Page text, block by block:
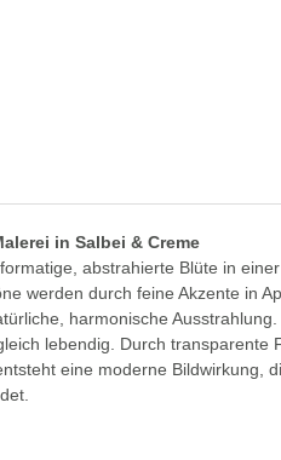
in Salbei & Creme
abstrahierte Blüte in
werden durch feine Akzente in
harmonische Ausstrahlung.
lebendig. Durch transparente
eine moderne Bildwirkung,